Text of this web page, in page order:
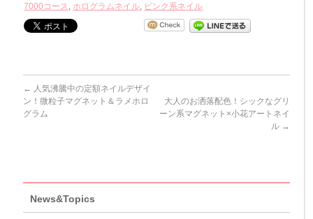
7000コース
ホログラムネイル ピンク系ネイル
← 人気沸騰中の定額ネイルデザイ
ン！微粒子マグネット＆ラメホロ
グラム
大人のお洒落配色！シックなグリ
ーン系マグネット×小花アートネイ
ル →
News&Topics